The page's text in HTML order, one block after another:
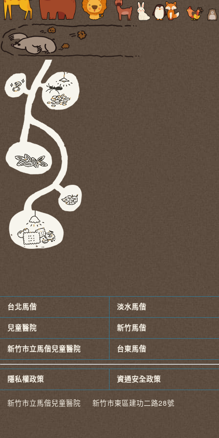
台北馬偕 淡水馬偕
兒童醫院 新竹馬偕
新竹市立馬偕兒童醫院 台東馬偕
隱私權政策 資通安全政策
新竹市立馬偕兒童醫院 新竹市東區建功二路28號